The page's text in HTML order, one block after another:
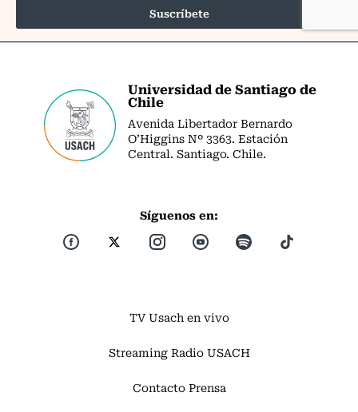
Universidad de Santiago de
Chile
Avenida Libertador Bernardo
O’Higgins Nº 3363. Estación
Central. Santiago. Chile.
Síguenos en:
TV Usach en vivo
Streaming Radio USACH
Contacto Prensa